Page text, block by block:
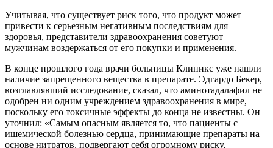
Учитывая, что существует риск того, что продукт может
привести к серьезным негативным последствиям для
здоровья, представители здравоохранения советуют
мужчинам воздержаться от его покупки и применения.
В конце прошлого года врачи больницы Клиникс уже нашли
наличие запрещенного вещества в препарате. Эдгардо Бекер,
возглавлявший исследование, сказал, что аминотадалафил не
одобрен ни одним учреждением здравоохранения в мире,
поскольку его токсичные эффекты до конца не известны. Он
уточнил: «Самым опасным является то, что пациенты с
ишемической болезнью сердца, принимающие препараты на
основе нитратов, подвергают себя огромному риску,